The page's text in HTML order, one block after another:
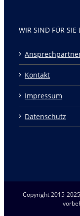
WIR SIND FÜR SIE
Kontakt
Impressum
Datenschutz
Copyright 2015-